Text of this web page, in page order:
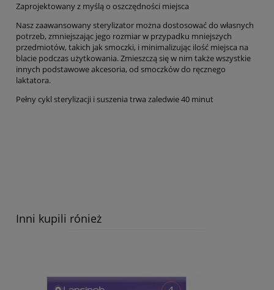
Zaprojektowany z myślą o oszczędności miejsca
Nasz zaawansowany sterylizator można dostosować do własnych
potrzeb, zmniejszając jego rozmiar w przypadku mniejszych
przedmiotów, takich jak smoczki, i minimalizując ilość miejsca na
blacie podczas użytkowania. Zmieszczą się w nim także wszystkie
innych podstawowe akcesoria, od smoczków do ręcznego
laktatora.
Pełny cykl sterylizacji i suszenia trwa zaledwie 40 minut
Inni kupili rónież